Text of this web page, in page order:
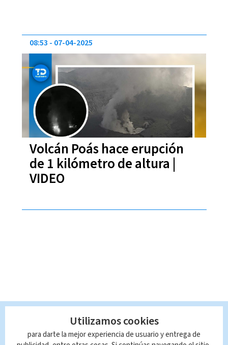
Volcán Poás hace erupción
de 1 kilómetro de altura |
VIDEO
08:53 07-04-2025
Utilizamos cookies
para darte la mejor experiencia de usuario y entrega de